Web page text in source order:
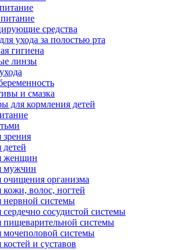
средства
ухода за полостью рта
гигиена
линзы
и смазка
для кормления детей
женщин
мужчин
организма
волос, ногтей
системы
сосудистой системы
системы
системы
и суставов